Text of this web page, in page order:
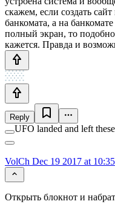
скажем, если создать
банкомата, а на
полный экран, то
кажется. Правда и
Reply
UFO landed and left
VolCh Dec 19 2017 at 10:35
Открыть блокнот и